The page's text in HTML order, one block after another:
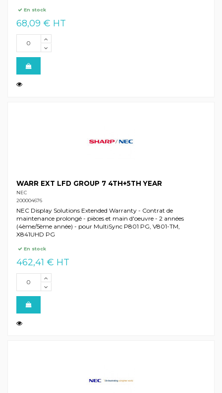
En stock
68,09 € HT
WARR EXT LFD GROUP 7 4TH+5TH YEAR
NEC
200004676
NEC Display Solutions Extended Warranty - Contrat de
maintenance prolongé - pièces et main d'oeuvre - 2 années
(4ème/5ème année) - pour MultiSync P801 PG, V801-TM,
X841UHD PG
En stock
462,41 € HT